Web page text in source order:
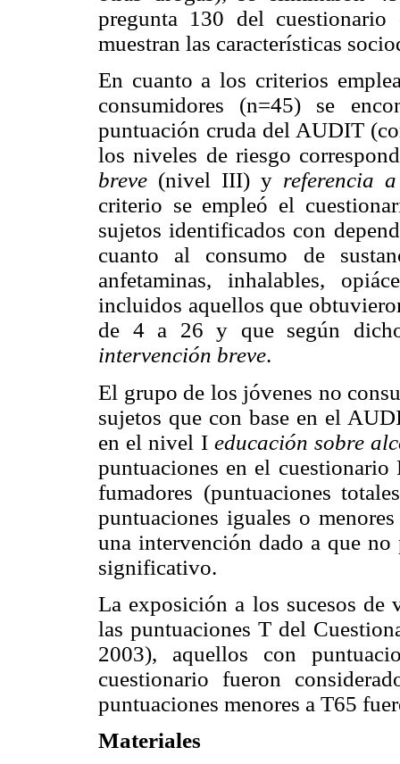
pregunta 130 del
muestran las características
En cuanto a los criterios
consumidores (n=45) se
puntuación cruda del AUDIT
los niveles de riesgo
breve (nivel III) y referencia
criterio se empleó el
sujetos identificados con
cuanto al consumo de
anfetaminas, inhalables,
incluidos aquellos que
de 4 a 26 y que según
intervención breve.
El grupo de los jóvenes no
sujetos que con base en el
en el nivel I educación sobre
puntuaciones en el
fumadores (puntuaciones
puntuaciones iguales o
una intervención dado a que no
significativo.
La exposición a los sucesos de
las puntuaciones T del
2003), aquellos con
cuestionario fueron
puntuaciones menores a T65
Materiales